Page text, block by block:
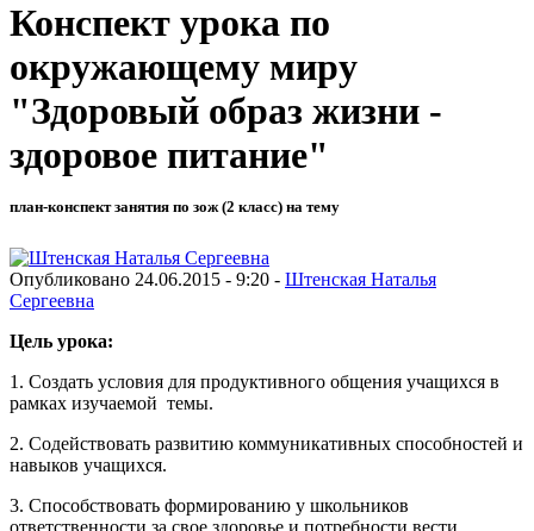
Конспект урока по
окружающему миру
"Здоровый образ жизни -
здоровое питание"
план-конспект занятия по зож (2 класс) на тему
Опубликовано 24.06.2015 - 9:20 - Штенская Наталья
Сергеевна
Цель урока:
1. Создать условия для продуктивного общения учащихся в
рамках изучаемой темы.
2. Содействовать развитию коммуникативных способностей и
навыков учащихся.
3. Способствовать формированию у школьников
ответственности за свое здоровье и потребности вести